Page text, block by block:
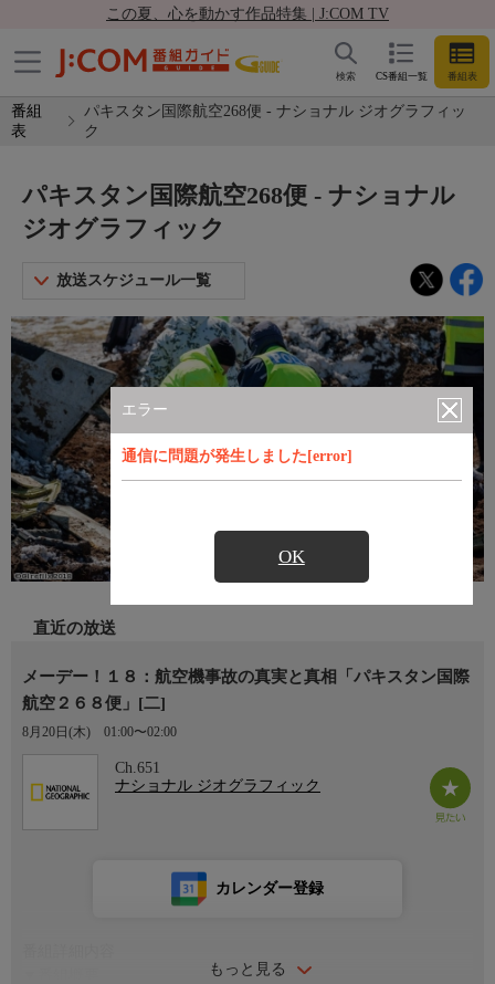
この夏、心を動かす作品特集 | J:COM TV
CS番組一覧 番組表
検索
番組
表
パキスタン国際航空268便 - ナショナル ジオグラフィッ
ク
エラー
通信に問題が発生しました[error]
OK
パキスタン国際航空268便 - ナショナル
ジオグラフィック
放送スケジュール一覧
直近の放送
メーデー！１８：航空機事故の真実と真相「パキスタン国際
航空２６８便」[二]
8月20日(木) 01:00〜02:00
Ch.651
ナショナル ジオグラフィック
もっと見る
カレンダー登録